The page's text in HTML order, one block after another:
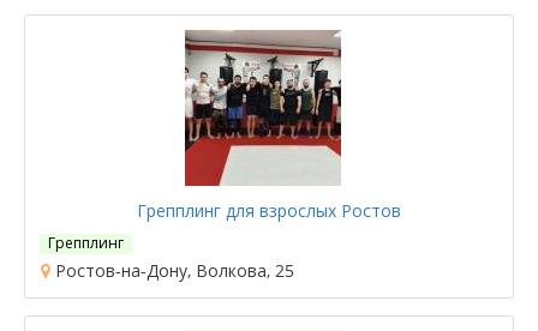
Грепплинг для взрослых Ростов
Грепплинг
Ростов-на-Дону, Волкова, 25